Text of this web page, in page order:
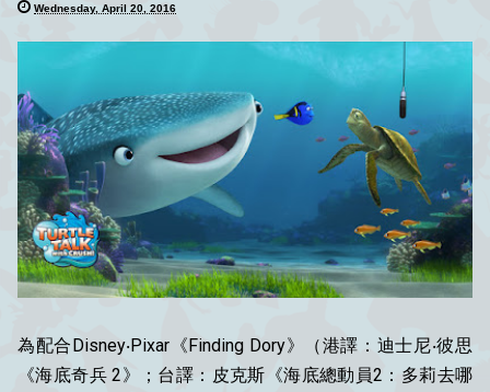
Wednesday, April 20, 2016
為配合Disney‧Pixar《Finding Dory》（港譯：迪士尼‧彼思
《海底奇兵 2》；台譯：皮克斯《海底總動員2：多莉去哪